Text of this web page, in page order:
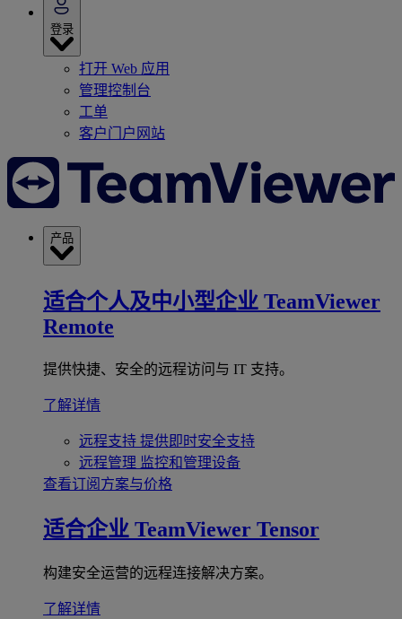
登录
打开 Web 应用
管理控制台
工单
客户门户网站
产品
适合个人及中小型企业 TeamViewer
Remote
提供快捷、安全的远程访问与 IT 支持。
了解详情
远程支持 提供即时安全支持
远程管理 监控和管理设备
查看订阅方案与价格
适合企业 TeamViewer Tensor
构建安全运营的远程连接解决方案。
了解详情